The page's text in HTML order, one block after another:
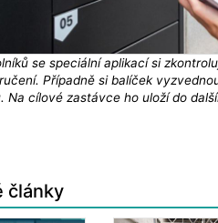
se speciální aplikací si
Případně si balíček
Na cílové zastávce ho uloží do
články